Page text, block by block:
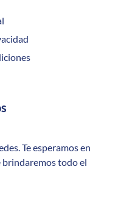
Te esperamos en
brindaremos todo el